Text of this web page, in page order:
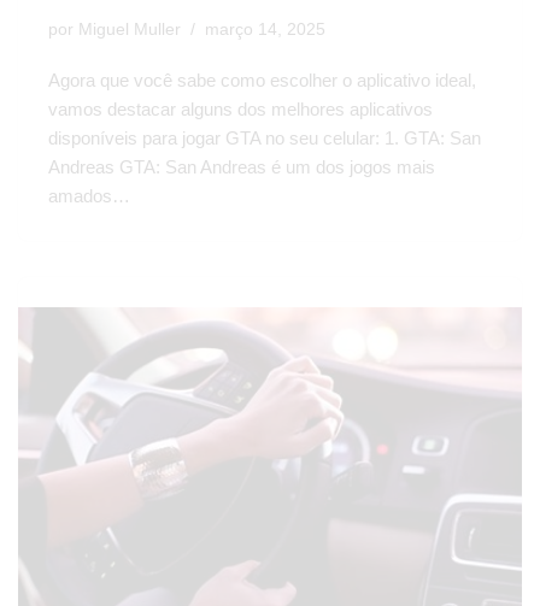
por Miguel Muller março 14, 2025
Agora que você sabe como escolher o aplicativo ideal,
vamos destacar alguns dos melhores aplicativos
disponíveis para jogar GTA no seu celular: 1. GTA: San
Andreas GTA: San Andreas é um dos jogos mais
amados…